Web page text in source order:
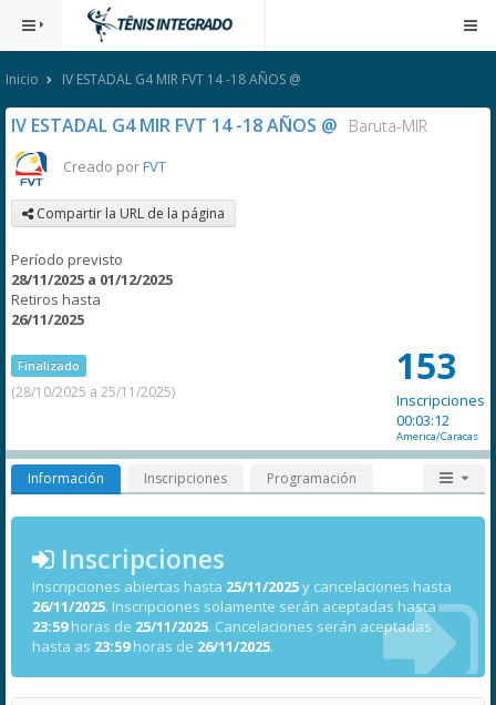
Inicio IV ESTADAL G4 MIR FVT 14 -18 AÑOS @
IV ESTADAL G4 MIR FVT 14 -18 AÑOS @ Baruta-MIR
Creado porFVT
Compartir la URL de la página
Período previsto
28/11/2025 a 01/12/2025
Retiros hasta
26/11/2025
Finalizado
(28/10/2025 a 25/11/2025)
153
Inscripciones
00:03:12
America/Caracas
Información Inscripciones Programación
Inscripciones
Inscripciones abiertas hasta 25/11/2025y cancelaciones hasta
26/11/2025. Inscripciones solamente serán aceptadas hasta
23:59horas de 25/11/2025. Cancelaciones serán aceptadas
hasta as 23:59horas de 26/11/2025.